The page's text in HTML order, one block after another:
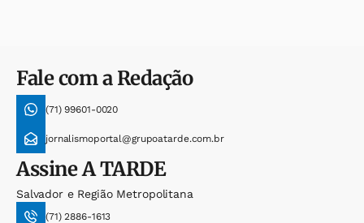
Fale com a Redação
(71) 99601-0020
jornalismoportal@grupoatarde.com.br
AssineA TARDE
Salvador e Região Metropolitana
(71) 2886-1613